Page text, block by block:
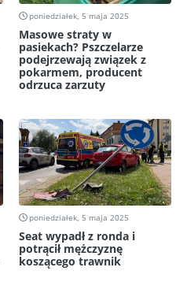
poniedziałek, 5 maja 2025
Masowe straty w
pasiekach? Pszczelarze
podejrzewają związek z
pokarmem, producent
odrzuca zarzuty
poniedziałek, 5 maja 2025
Seat wypadł z ronda i
potrącił mężczyznę
koszącego trawnik